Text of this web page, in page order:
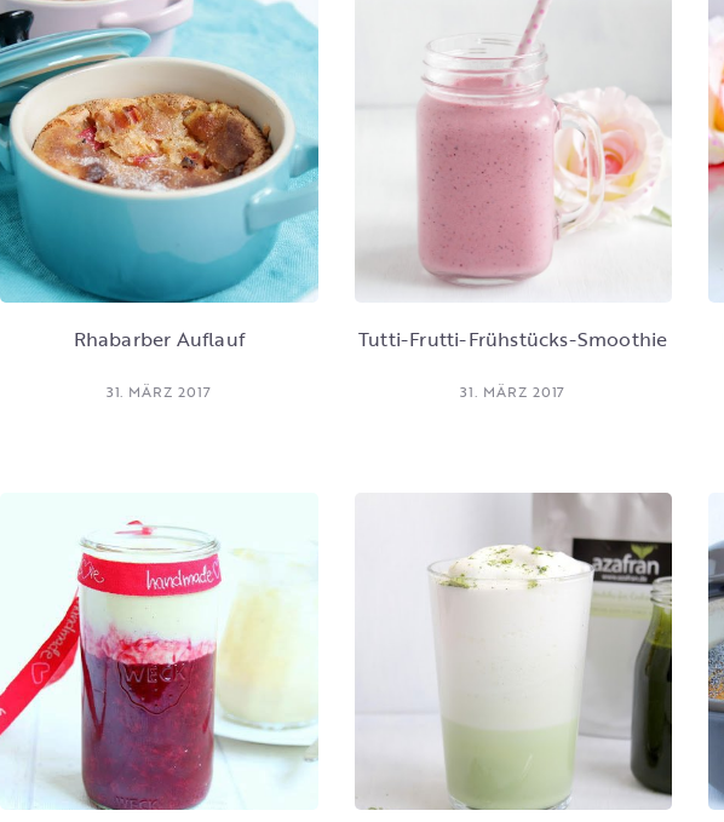
Rhabarber Auflauf
31. MÄRZ 2017
Tutti-Frutti-Frühstücks-Smoothie
31. MÄRZ 2017